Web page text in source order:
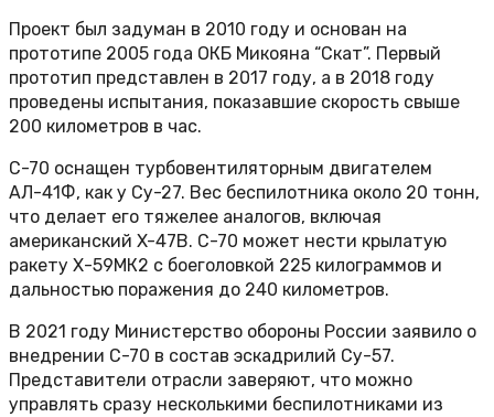
Проект был задуман в 2010 году и основан на
прототипе 2005 года ОКБ Микояна “Скат”. Первый
прототип представлен в 2017 году, а в 2018 году
проведены испытания, показавшие скорость свыше
200 километров в час.
С-70 оснащен турбовентиляторным двигателем
АЛ-41Ф, как у Су-27. Вес беспилотника около 20 тонн,
что делает его тяжелее аналогов, включая
американский X-47B. С-70 может нести крылатую
ракету Х-59МК2 с боеголовкой 225 килограммов и
дальностью поражения до 240 километров.
В 2021 году Министерство обороны России заявило о
внедрении С-70 в состав эскадрилий Су-57.
Представители отрасли заверяют, что можно
управлять сразу несколькими беспилотниками из